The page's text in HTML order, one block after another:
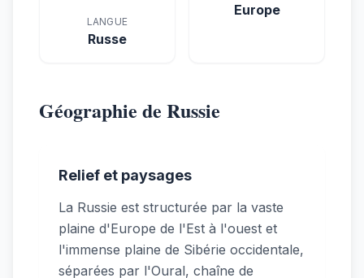
LANGUE
Russe
Europe
Géographie de Russie
Relief et paysages
La Russie est structurée par la vaste
plaine d'Europe de l'Est à l'ouest et
l'immense plaine de Sibérie occidentale,
séparées par l'Oural, chaîne de